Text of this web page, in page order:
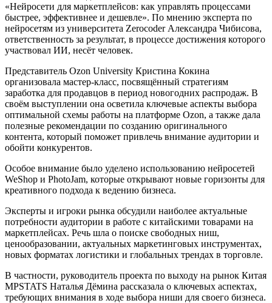
«Нейросети для маркетплейсов: как управлять процессами
быстрее, эффективнее и дешевле». По мнению эксперта по
нейросетям из университета Zerocoder Александра Чибисова,
ответственность за результат, в процессе достижения которого
участвовал ИИ, несёт человек.
Представитель Ozon University Кристина Кокина
организовала мастер-класс, посвящённый стратегиям
заработка для продавцов в период новогодних распродаж. В
своём выступлении она осветила ключевые аспекты выбора
оптимальной схемы работы на платформе Ozon, а также дала
полезные рекомендации по созданию оригинального
контента, который поможет привлечь внимание аудитории и
обойти конкурентов.
Особое внимание было уделено использованию нейросетей
WeShop и PhotoJam, которые открывают новые горизонты для
креативного подхода к ведению бизнеса.
Эксперты и игроки рынка обсудили наиболее актуальные
потребности аудитории в работе с китайскими товарами на
маркетплейсах. Речь шла о поиске свободных ниш,
ценообразовании, актуальных маркетинговых инструментах,
новых форматах логистики и глобальных трендах в торговле.
В частности, руководитель проекта по выходу на рынок Китая
MPSTATS Наталья Дёмина рассказала о ключевых аспектах,
требующих внимания в ходе выбора ниши для своего бизнеса.